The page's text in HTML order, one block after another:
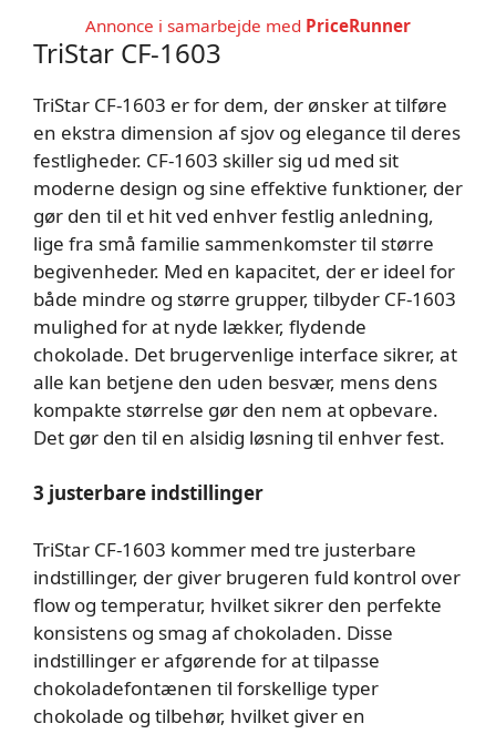
Annonce i samarbejde med PriceRunner
TriStar CF-1603
TriStar CF-1603 er for dem, der ønsker at tilføre
en ekstra dimension af sjov og elegance til deres
festligheder. CF-1603 skiller sig ud med sit
moderne design og sine effektive funktioner, der
gør den til et hit ved enhver festlig anledning,
lige fra små familie sammenkomster til større
begivenheder. Med en kapacitet, der er ideel for
både mindre og større grupper, tilbyder CF-1603
mulighed for at nyde lækker, flydende
chokolade. Det brugervenlige interface sikrer, at
alle kan betjene den uden besvær, mens dens
kompakte størrelse gør den nem at opbevare.
Det gør den til en alsidig løsning til enhver fest.
3 justerbare indstillinger
TriStar CF-1603 kommer med tre justerbare
indstillinger, der giver brugeren fuld kontrol over
flow og temperatur, hvilket sikrer den perfekte
konsistens og smag af chokoladen. Disse
indstillinger er afgørende for at tilpasse
chokoladefontænen til forskellige typer
chokolade og tilbehør, hvilket giver en